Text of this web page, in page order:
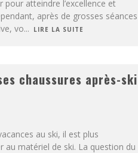
atteindre l’excellence et
après de grosses séances
vo... LIRE LA SUITE
chaussures après-ski
au ski, il est plus
au matériel de ski. La question du